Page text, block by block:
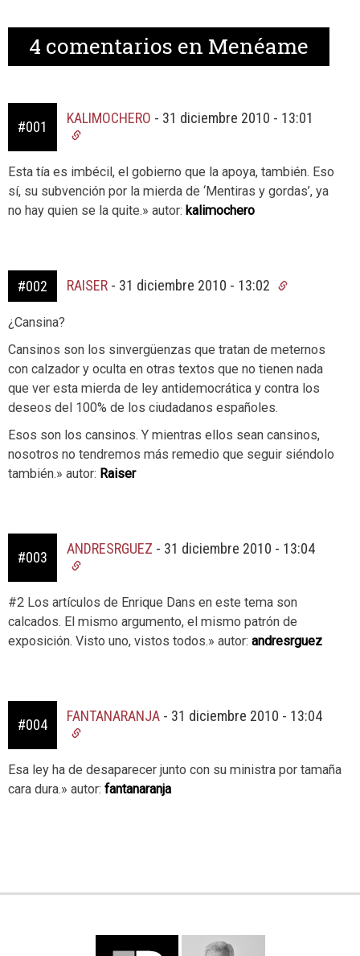
4 comentarios en Menéame
#001
KALIMOCHERO - 31 diciembre 2010 - 13:01
Esta tía es imbécil, el gobierno que la apoya, también. Eso
sí, su subvención por la mierda de ‘Mentiras y gordas’, ya
no hay quien se la quite.» autor: kalimochero
#002 RAISER - 31 diciembre 2010 - 13:02
¿Cansina?
Cansinos son los sinvergüenzas que tratan de meternos
con calzador y oculta en otras textos que no tienen nada
que ver esta mierda de ley antidemocrática y contra los
deseos del 100% de los ciudadanos españoles.
Esos son los cansinos. Y mientras ellos sean cansinos,
nosotros no tendremos más remedio que seguir siéndolo
también.» autor: Raiser
#003
ANDRESRGUEZ - 31 diciembre 2010 - 13:04
#2 Los artículos de Enrique Dans en este tema son
calcados. El mismo argumento, el mismo patrón de
exposición. Visto uno, vistos todos.» autor: andresrguez
#004
FANTANARANJA - 31 diciembre 2010 - 13:04
Esa ley ha de desaparecer junto con su ministra por tamaña
cara dura.» autor: fantanaranja